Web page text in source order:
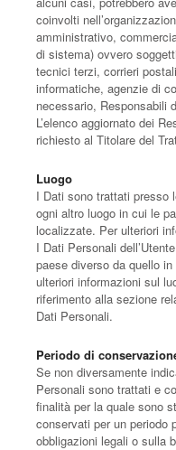
coinvolti
amministrativo,
di sistema) ovvero
tecnici terzi, corrieri
informatiche, agenzie di
necessario, Responsabili
L’elenco aggiornato dei
richiesto al Titolare del
Luogo
I Dati sono trattati presso
ogni altro luogo in cui le
localizzate. Per ulteriori
I Dati Personali
paese diverso da quello
ulteriori informazioni sul
riferimento alla sezione
Dati Personali.
Periodo di
Se non diversamente
Personali sono trattati e
finalità per la quale sono
conservati per un periodo
obbligazioni legali o sulla